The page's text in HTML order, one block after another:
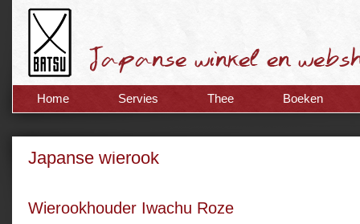
Home Servies Thee Boeken
Japanse wierook
Wierookhouder Iwachu Roze